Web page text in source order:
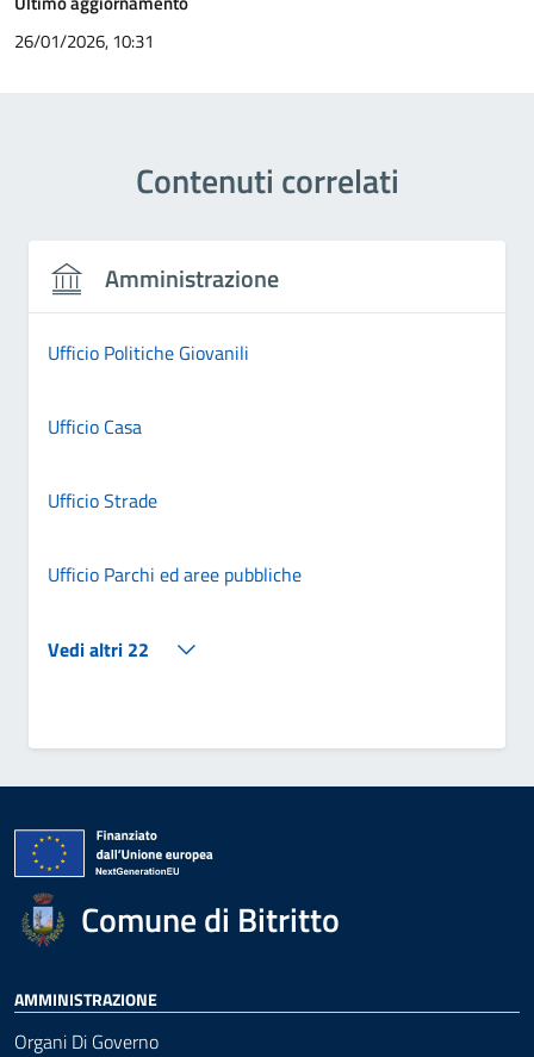
26/01/2026, 10:31
Contenuti correlati
Amministrazione
Ufficio Politiche Giovanili
Ufficio Casa
Ufficio Strade
Ufficio Parchi ed aree pubbliche
Vedi altri 22
Comune di Bitritto
AMMINISTRAZIONE
Organi Di Governo